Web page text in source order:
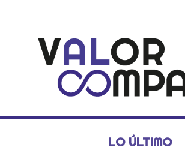
LO ÚLTIMO